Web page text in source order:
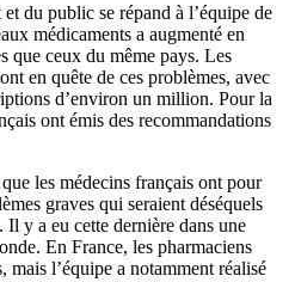
du public se répand à l’équipe de
médicaments a augmenté en
que ceux du même pays. Les
en quête de ces problèmes, avec
d’environ un million. Pour la
ont émis des recommandations
les médecins français ont pour
graves qui seraient déséquels
y a eu cette dernière dans une
En France, les pharmaciens
mais l’équipe a notamment réalisé